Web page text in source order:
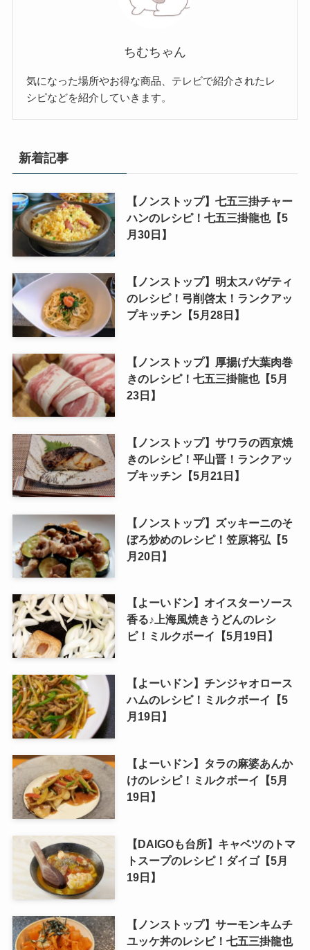
ちむちゃん
気になった場所やお得な商品、テレビで紹介されたレ
シピなどを紹介していきます。
新着記事
【ノンストップ】七五三掛チャー
ハンのレシピ！七五三掛龍也【5
月30日】
【ノンストップ】明太スパゲティ
のレシピ！弓削啓太！ランクアッ
プキッチン【5月28日】
【ノンストップ】厚揚げ大葉肉巻
きのレシピ！七五三掛龍也【5月
23日】
【ノンストップ】サワラの西京焼
きのレシピ！平山晋！ランクアッ
プキッチン【5月21日】
【ノンストップ】ズッキーニのそ
ぼろ炒めのレシピ！笠原将弘【5
月20日】
【よーいドン】オイスターソース
香る♪上海風焼きうどんのレシ
ピ！ミルクボーイ【5月19日】
【よーいドン】チンジャオロース
ハムのレシピ！ミルクボーイ【5
月19日】
【よーいドン】タラの麻婆あんか
けのレシピ！ミルクボーイ【5月
19日】
【DAIGOも台所】キャベツのトマ
トスープのレシピ！ダイゴ【5月
19日】
【ノンストップ】サーモンキムチ
ユッケ丼のレシピ！七五三掛龍也